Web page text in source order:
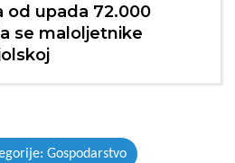
od upada 72.000
se maloljetnike
Gospodarstvo